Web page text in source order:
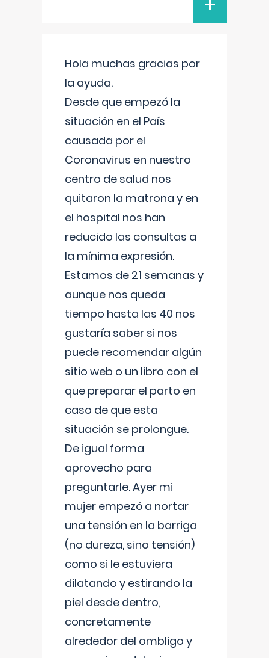
Hola muchas gracias por
la ayuda.
Desde que empezó la
situación en el País
causada por el
Coronavirus en nuestro
centro de salud nos
quitaron la matrona y en
el hospital nos han
reducido las consultas a
la mínima expresión.
Estamos de 21 semanas y
aunque nos queda
tiempo hasta las 40 nos
gustaría saber si nos
puede recomendar algún
sitio web o un libro con el
que preparar el parto en
caso de que esta
situación se prolongue.
De igual forma
aprovecho para
preguntarle. Ayer mi
mujer empezó a nortar
una tensión en la barriga
(no dureza, sino tensión)
como si le estuviera
dilatando y estirando la
piel desde dentro,
concretamente
alrededor del ombligo y